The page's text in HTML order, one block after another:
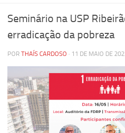
Inscrição
Pesquisa
Grupos de Estudo
Carreira Docente de
Ciência, Arte, Educação e
Seminário na USP
erradicação da pobreza
POR THAÍS CARDOSO · 11 DE MAIO DE